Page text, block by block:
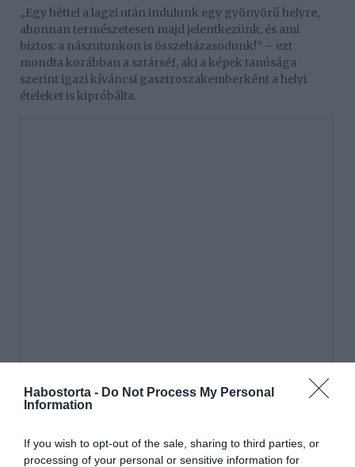
Habostorta - Do Not Process My Personal
Information
If you wish to opt-out of the sale, sharing to third parties, or
processing of your personal or sensitive information for
„Egy héttel a lagzi után indulunk egy gyönyörű helyre,
ahonnan természetesen majd jelentkezünk, és ami
biztos: a nászutunkon is összeházasodunk!” – ezt
mondta korábban a sztárséf, aki a képek tanúsága
szerint igazi kíváncsi gasztroszakemberként a helyi
ételeket is kipróbálta.